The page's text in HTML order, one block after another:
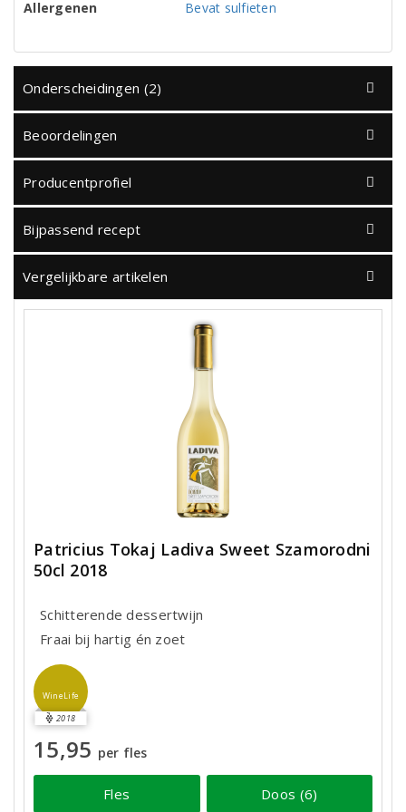
Allergenen Bevat sulfieten
Onderscheidingen (2)
Beoordelingen
Producentprofiel
Bijpassend recept
Vergelijkbare artikelen
Patricius Tokaj Ladiva Sweet Szamorodni
50cl 2018
Schitterende dessertwijn
Fraai bij hartig én zoet
WineLife
2018
15,95 per fles
Fles Doos (6)